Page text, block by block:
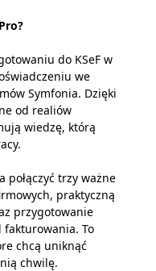
do KSeF w
we
Symfonia. Dzięki
od realiów
wiedzę, którą
połączyć trzy ważne
praktyczną
przygotowanie
fakturowania. To
chcą uniknąć
chwilę.